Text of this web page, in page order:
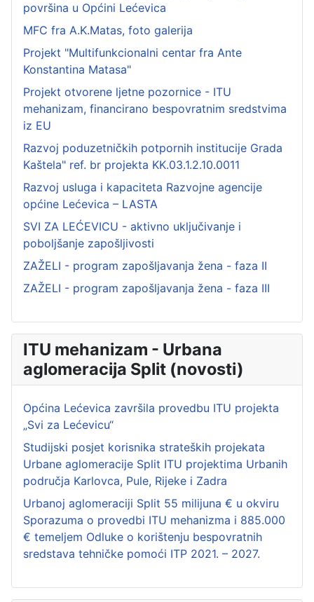
površina u Općini Lećevica
MFC fra A.K.Matas, foto galerija
Projekt "Multifunkcionalni centar fra Ante
Konstantina Matasa"
Projekt otvorene ljetne pozornice - ITU
mehanizam, financirano bespovratnim sredstvima
iz EU
Razvoj poduzetničkih potpornih institucije Grada
Kaštela" ref. br projekta KK.03.1.2.10.0011
Razvoj usluga i kapaciteta Razvojne agencije
općine Lećevica – LASTA
SVI ZA LEĆEVICU - aktivno uključivanje i
poboljšanje zapošljivosti
ZAŽELI - program zapošljavanja žena - faza II
ZAŽELI - program zapošljavanja žena - faza III
ITU mehanizam - Urbana
aglomeracija Split (novosti)
Općina Lećevica završila provedbu ITU projekta
„Svi za Lećevicu“
Studijski posjet korisnika strateških projekata
Urbane aglomeracije Split ITU projektima Urbanih
područja Karlovca, Pule, Rijeke i Zadra
Urbanoj aglomeraciji Split 55 milijuna € u okviru
Sporazuma o provedbi ITU mehanizma i 885.000
€ temeljem Odluke o korištenju bespovratnih
sredstava tehničke pomoći ITP 2021. – 2027.